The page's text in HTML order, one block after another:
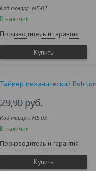
ME-02
В наличии
Производитель и гарантия
Купить
Таймер механический
29,90руб.
ME-03
В наличии
Производитель и гарантия
Купить